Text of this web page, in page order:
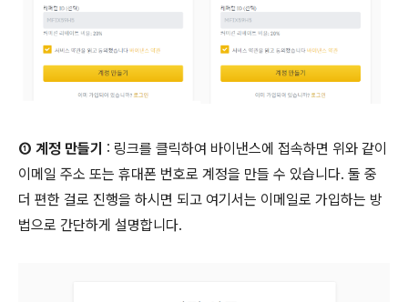
① 계정 만들기 : 링크를 클릭하여 바이낸스에 접속하면 위와 같이
이메일 주소 또는 휴대폰 번호로 계정을 만들 수 있습니다. 둘 중
더 편한 걸로 진행을 하시면 되고 여기서는 이메일로 가입하는 방
법으로 간단하게 설명합니다.